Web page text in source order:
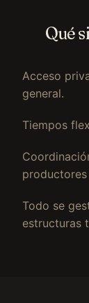
Qué
Acceso
general.
Tiempos
Todo se
estructuras